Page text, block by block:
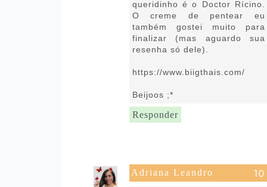
queridinho é o Doctor Rícino.
O creme de pentear eu
também gostei muito para
finalizar (mas aguardo sua
resenha só dele).
https://www.biigthais.com/
Beijoos ;*
Responder
Adriana Leandro